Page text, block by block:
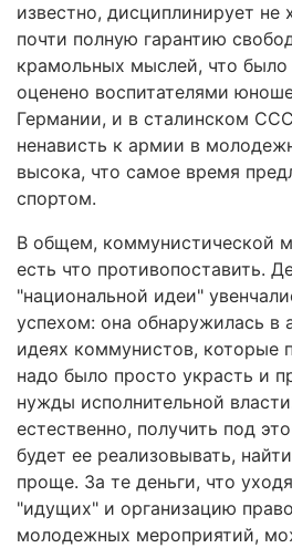
известно, дисциплинирует
почти полную гарантию
крамольных мыслей, что было
оценено воспитателями
Германии, и в сталинском
ненависть к армии в
высока, что самое время
спортом.
В общем, коммунистической
есть что противопоставить.
"национальной идеи"
успехом: она обнаружилась в
идеях коммунистов, которые
надо было просто украсть и
нужды исполнительной
естественно, получить под
будет ее реализовывать,
проще. За те деньги, что
"идущих" и организацию
молодежных мероприятий,